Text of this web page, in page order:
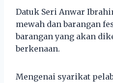
Datuk Seri Anwar
mewah dan barangan
barangan yang akan
berkenaan.
Mengenai syarikat